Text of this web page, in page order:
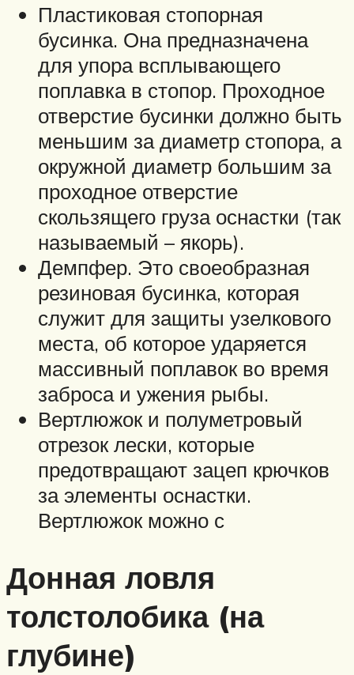
Пластиковая стопорная
бусинка. Она предназначена
для упора всплывающего
поплавка в стопор. Проходное
отверстие бусинки должно быть
меньшим за диаметр стопора, а
окружной диаметр большим за
проходное отверстие
скользящего груза оснастки (так
называемый – якорь).
Демпфер. Это своеобразная
резиновая бусинка, которая
служит для защиты узелкового
места, об которое ударяется
массивный поплавок во время
заброса и ужения рыбы.
Вертлюжок и полуметровый
отрезок лески, которые
предотвращают зацеп крючков
за элементы оснастки.
Вертлюжок можно с
Донная ловля
толстолобика (на
глубине)